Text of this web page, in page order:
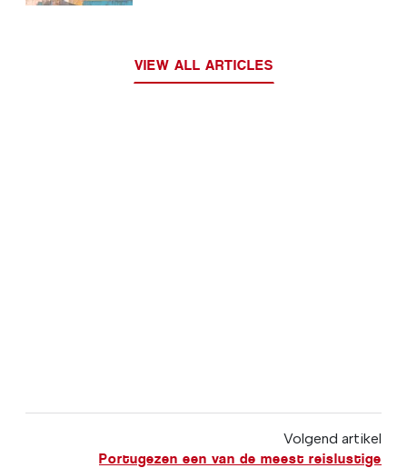
VIEW ALL ARTICLES
Volgend artikel
Portugezen een van de meest reislustige